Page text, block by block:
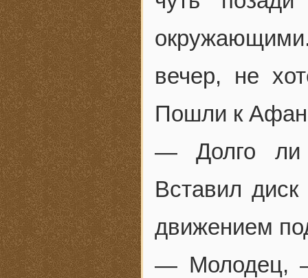
вечер, не
Пошли к
— Долго ли
Вставил
движением
— Молодец,